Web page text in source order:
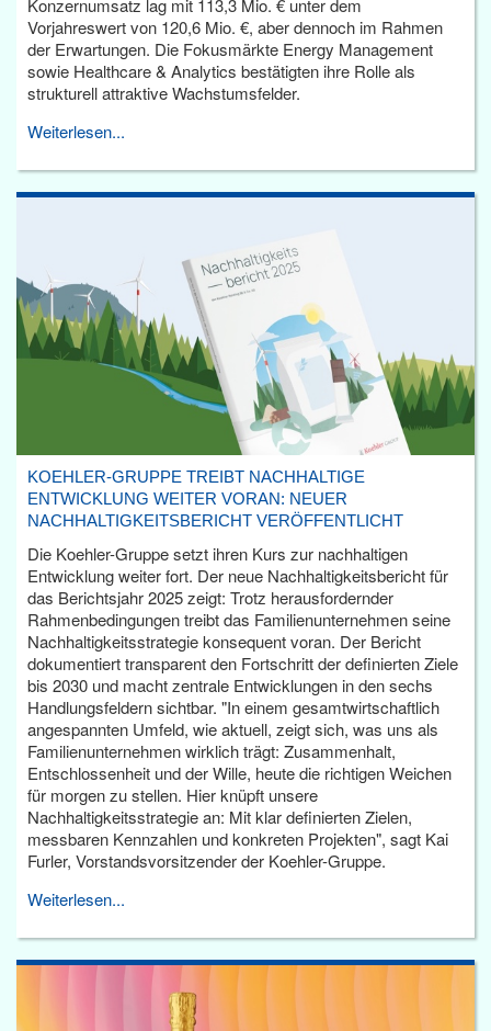
Konzernumsatz lag mit 113,3 Mio. € unter dem
Vorjahreswert von 120,6 Mio. €, aber dennoch im Rahmen
der Erwartungen. Die Fokusmärkte Energy Management
sowie Healthcare & Analytics bestätigten ihre Rolle als
strukturell attraktive Wachstumsfelder.
Weiterlesen...
KOEHLER-GRUPPE TREIBT NACHHALTIGE
ENTWICKLUNG WEITER VORAN: NEUER
NACHHALTIGKEITSBERICHT VERÖFFENTLICHT
Die Koehler-Gruppe setzt ihren Kurs zur nachhaltigen
Entwicklung weiter fort. Der neue Nachhaltigkeitsbericht für
das Berichtsjahr 2025 zeigt: Trotz herausfordernder
Rahmenbedingungen treibt das Familienunternehmen seine
Nachhaltigkeitsstrategie konsequent voran. Der Bericht
dokumentiert transparent den Fortschritt der definierten Ziele
bis 2030 und macht zentrale Entwicklungen in den sechs
Handlungsfeldern sichtbar. "In einem gesamtwirtschaftlich
angespannten Umfeld, wie aktuell, zeigt sich, was uns als
Familienunternehmen wirklich trägt: Zusammenhalt,
Entschlossenheit und der Wille, heute die richtigen Weichen
für morgen zu stellen. Hier knüpft unsere
Nachhaltigkeitsstrategie an: Mit klar definierten Zielen,
messbaren Kennzahlen und konkreten Projekten", sagt Kai
Furler, Vorstandsvorsitzender der Koehler-Gruppe.
Weiterlesen...